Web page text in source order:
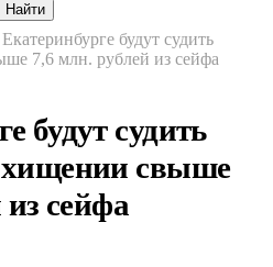
Найти
будут судить
7,6 млн. рублей из сейфа
будут судить
хищении свыше
сейфа